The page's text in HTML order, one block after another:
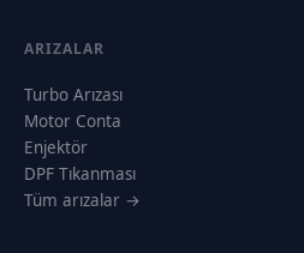
ARIZALAR
Turbo Arızası
Motor Conta
Enjektör
DPF Tıkanması
Tüm arızalar →